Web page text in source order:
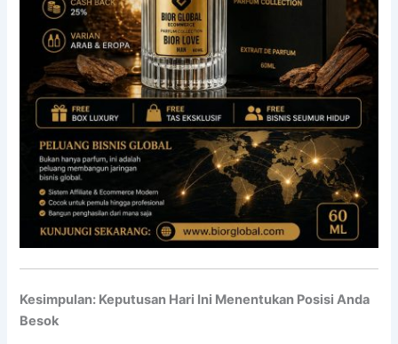
Kesimpulan: Keputusan Hari Ini Menentukan Posisi Anda
Besok